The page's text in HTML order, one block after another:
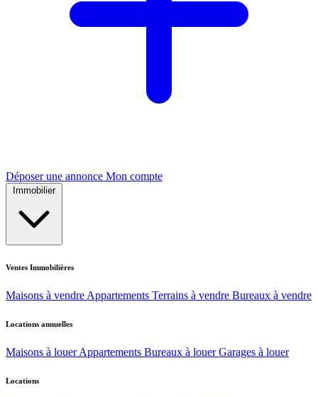
Déposer une annonce Mon compte
Immobilier
Ventes Immobilières
Maisons à vendre Appartements Terrains à vendre Bureaux à vendre
Locations annuelles
Maisons à louer Appartements Bureaux à louer Garages à louer
Locations